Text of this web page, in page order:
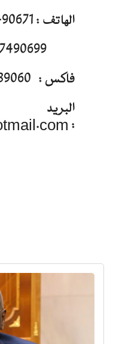
الهاتف : 0020237490671
فاكس : 0020237489060
: ambarimcaire@hotmail.com